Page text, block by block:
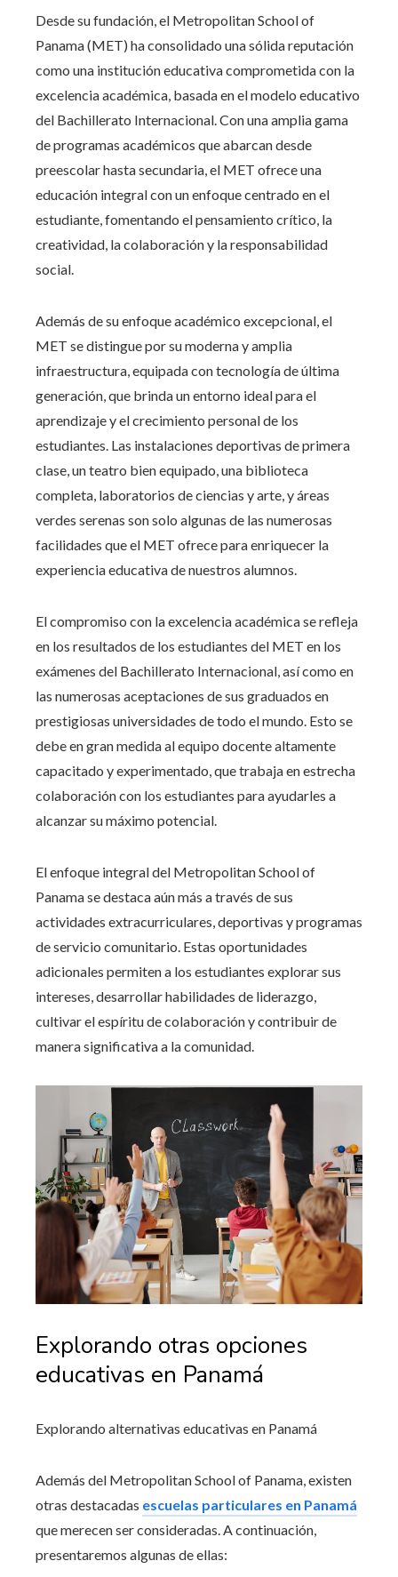
Desde su fundación, el Metropolitan School of
Panama (MET) ha consolidado una sólida reputación
como una institución educativa comprometida con la
excelencia académica, basada en el modelo educativo
del Bachillerato Internacional. Con una amplia gama
de programas académicos que abarcan desde
preescolar hasta secundaria, el MET ofrece una
educación integral con un enfoque centrado en el
estudiante, fomentando el pensamiento crítico, la
creatividad, la colaboración y la responsabilidad
social.
Además de su enfoque académico excepcional, el
MET se distingue por su moderna y amplia
infraestructura, equipada con tecnología de última
generación, que brinda un entorno ideal para el
aprendizaje y el crecimiento personal de los
estudiantes. Las instalaciones deportivas de primera
clase, un teatro bien equipado, una biblioteca
completa, laboratorios de ciencias y arte, y áreas
verdes serenas son solo algunas de las numerosas
facilidades que el MET ofrece para enriquecer la
experiencia educativa de nuestros alumnos.
El compromiso con la excelencia académica se refleja
en los resultados de los estudiantes del MET en los
exámenes del Bachillerato Internacional, así como en
las numerosas aceptaciones de sus graduados en
prestigiosas universidades de todo el mundo. Esto se
debe en gran medida al equipo docente altamente
capacitado y experimentado, que trabaja en estrecha
colaboración con los estudiantes para ayudarles a
alcanzar su máximo potencial.
El enfoque integral del Metropolitan School of
Panama se destaca aún más a través de sus
actividades extracurriculares, deportivas y programas
de servicio comunitario. Estas oportunidades
adicionales permiten a los estudiantes explorar sus
intereses, desarrollar habilidades de liderazgo,
cultivar el espíritu de colaboración y contribuir de
manera significativa a la comunidad.
Explorando otras opciones
educativas en Panamá
Explorando alternativas educativas en Panamá
Además del Metropolitan School of Panama, existen
otras destacadas escuelas particulares en Panamá
que merecen ser consideradas. A continuación,
presentaremos algunas de ellas: